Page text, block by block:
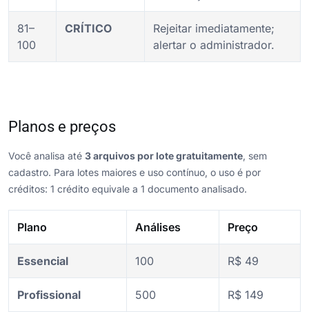
81–
100
CRÍTICO
Rejeitar imediatamente;
alertar o administrador.
Planos e preços
Você analisa até 3 arquivos por lote gratuitamente, sem
cadastro. Para lotes maiores e uso contínuo, o uso é por
créditos: 1 crédito equivale a 1 documento analisado.
Plano Análises Preço
Essencial 100 R$ 49
Profissional 500 R$ 149